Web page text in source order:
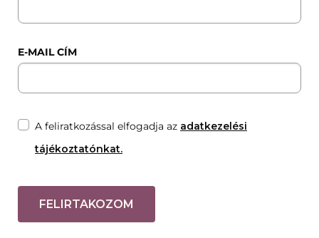
E-MAIL CÍM
A feliratkozással elfogadja az adatkezelési
tájékoztatónkat.
FELIRTAKOZOM